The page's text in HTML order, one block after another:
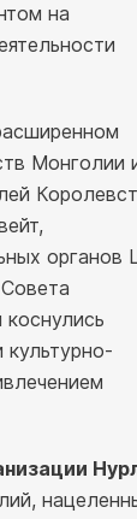
на
Монголии
культурно-